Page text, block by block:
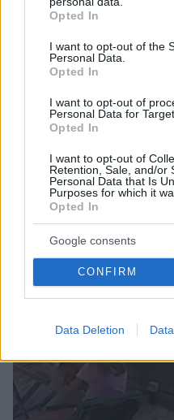
grant or deny consent to
use your data for below
consent section.
Opted In
I want to opt-out of the
Personal Data.
Opted In
I want to opt-out of
Personal Data for
Opted In
I want to opt-out of
Retention, Sale, and/or
Personal Data that Is
Purposes for which it
Opted In
Google consents
CONFIRM
Data Deletion
Η φωτογραφία της
μπικίνι
πριν 34 λεπτά
Ο «Δράκος» του
όρασης σκότωνε και
είχε συλλάβει και τον
πριν 40 λεπτά
Οι 10 «ήσυχες» παραλίες
ΔΕΙΤΕ ΟΛΕΣ ΤΙΣ
ΤΑ ΠΙΟ